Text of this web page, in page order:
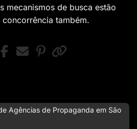
mecanismos de busca estão
também.
Agências de Propaganda em São